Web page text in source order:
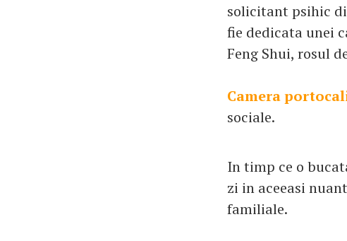
solicitant psihic
fie dedicata unei
Feng Shui, rosul
Camera
sociale.
In timp ce o
zi in aceeasi
familiale.